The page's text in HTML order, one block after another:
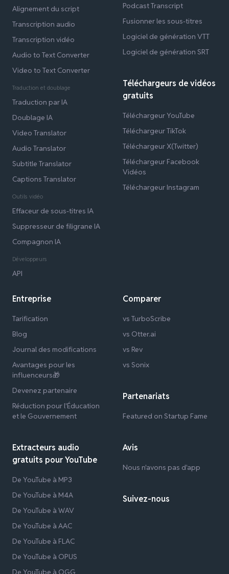
Alignement du script
Transcription audio
Transcription vidéo
Audio to Text Converter
Video to Text Converter
Traduction et doublage
Traduction par IA
Doublage IA
Video Translator
Audio Translator
Subtitle Translator
Captions Translator
Outils vidéo
Effaceur de sous-titres IA
Suppresseur de filigrane IA
Compagnon IA
Développeurs
API
Podcast Transcript
Fusionner les sous-titres
Logiciel de génération VTT
Logiciel de génération SRT
Téléchargeurs de vidéos
gratuits
Téléchargeur YouTube
Téléchargeur TikTok
Téléchargeur X(Twitter)
Téléchargeur Facebook
Vidéos
Téléchargeur Instagram
Entreprise
Tarification
Blog
Journal des modifications
Avantages pour les
influenceurs🎁
Devenez partenaire
Réduction pour l'Éducation
et le Gouvernement
Extracteurs audio
gratuits pour YouTube
De YouTube à MP3
De YouTube à M4A
De YouTube à WAV
De YouTube à AAC
De YouTube à FLAC
De YouTube à OPUS
De YouTube à OGG
Comparer
vs TurboScribe
vs Otter.ai
vs Rev
vs Sonix
Partenariats
Featured on Startup Fame
Avis
Nous n'avons pas d'app
Suivez-nous